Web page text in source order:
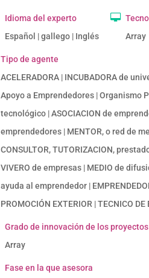
Idioma del experto
Español | gallego | Inglés
Array
Tipo de agente
ACELERADORA | INCUBADORA de
Apoyo a Emprendedores | Organismo
tecnológico | ASOCIACION de
emprendedores | MENTOR, o red de
CONSULTOR, TUTORIZACION,
VIVERO de empresas | MEDIO de
ayuda al emprendedor |
PROMOCIÓN EXTERIOR | TECNICO
Grado de innovación de los
Array
Fase en la que asesora